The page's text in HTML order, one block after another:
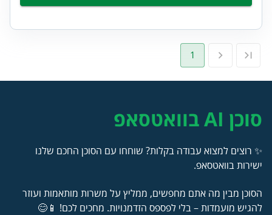
1
סוכן AI בוואטסאפ
✨ רוצים למצוא עבודה בקלות? שוחחו עם הסוכן החכם שלנו
ישירות בוואטסאפ.
הסוכן מבין מה אתם מחפשים, ממליץ על משרות מותאמות ועוזר
להגיש מועמדות – בלי לפספס הזדמנויות. מחכים לכם! 📱😊